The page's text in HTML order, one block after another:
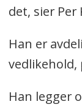
det, sier Per
Han er
vedlikehold,
Han legger